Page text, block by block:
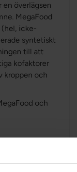
en överlägsen
MegaFood
icke-
syntetiskt
till att
kofaktorer
kroppen och
och